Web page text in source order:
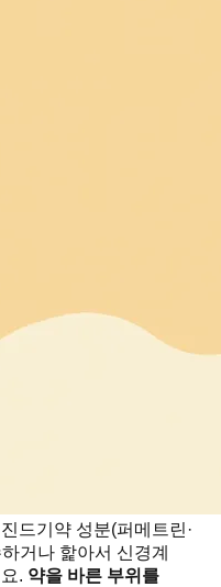
드기약 성분(퍼메트린·
거나 핥아서 신경계
. 약을 바른 부위를